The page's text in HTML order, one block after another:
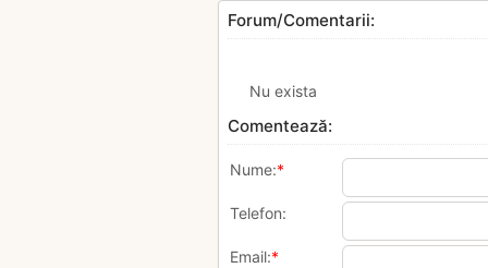
Forum/Comentarii:
Nu exista
Comentează:
Nume:*
Telefon:
Email:*